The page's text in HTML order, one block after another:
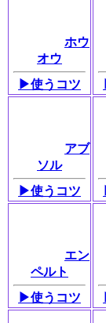
ホウ
オウ
▶使うコツ
アブ
ソル
▶使うコツ
エン
ペルト
▶使うコツ